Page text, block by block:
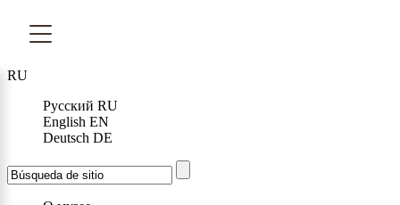
RU
Русский RU
English EN
Deutsch DE